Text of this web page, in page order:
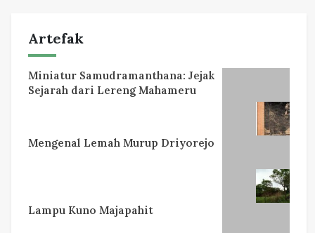
Artefak
Miniatur Samudramanthana: Jejak
Sejarah dari Lereng Mahameru
Mengenal Lemah Murup Driyorejo
Lampu Kuno Majapahit